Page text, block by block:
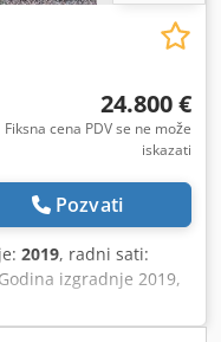
24.800 €
Fiksna cena PDV se ne može
iskazati
Pozvati
2019, radni sati:
izgradnje 2019,
gusjenice, *
Afsurfkcevjck